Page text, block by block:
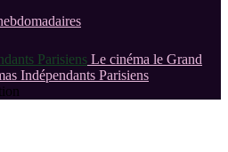
Le cinéma le Grand
Indépendants Parisiens